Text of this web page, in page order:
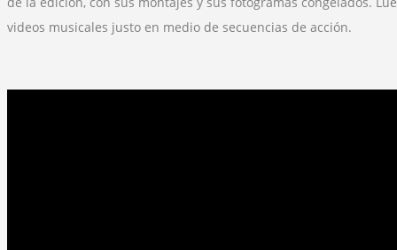
videos musicales justo en medio de secuencias de acción.